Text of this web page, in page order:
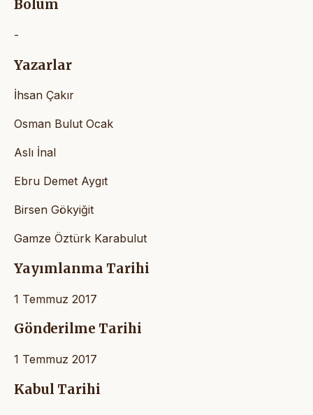
Bölüm
-
Yazarlar
İhsan Çakır
Osman Bulut Ocak
Aslı İnal
Ebru Demet Aygıt
Birsen Gökyiğit
Gamze Öztürk Karabulut
Yayımlanma Tarihi
1 Temmuz 2017
Gönderilme Tarihi
1 Temmuz 2017
Kabul Tarihi